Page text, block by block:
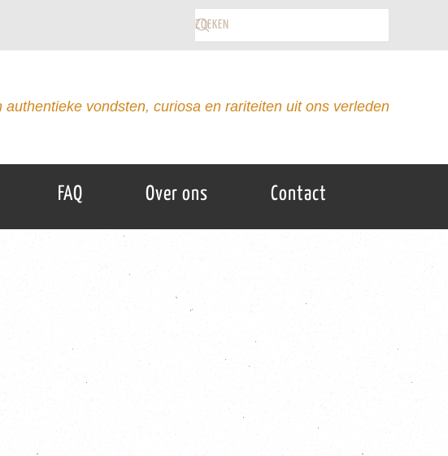
vondsten, curiosa en rariteiten uit ons verleden
FAQ Over ons Contact